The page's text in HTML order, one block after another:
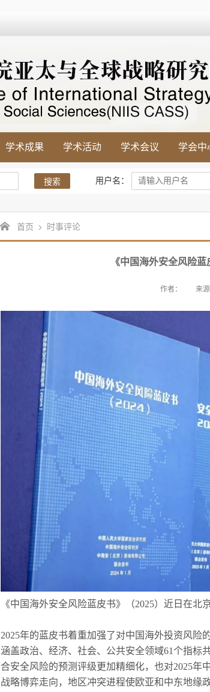
学术成果 学术活动 学术会议 学会中
搜索 用户名：
首页 > 时事评论
《中国海外安全风险
作者： 来
《中国海外安全风险蓝皮书》（2025）近日在北
2025年的蓝皮书着重加强了对中国海外投资风
涵盖政治、经济、社会、公共安全领域61个指标
合安全风险的预测评级更加精细化，也对2025
战略博弈走向，地区冲突进程使欧亚和中东地缘